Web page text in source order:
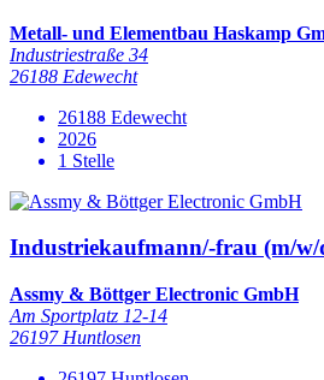
Metall- und Elementbau Haskamp
Industriestraße 34
26188 Edewecht
26188 Edewecht
2026
1 Stelle
Industriekaufmann/-frau (m/w/
Assmy & Böttger Electronic GmbH
Am Sportplatz 12-14
26197 Huntlosen